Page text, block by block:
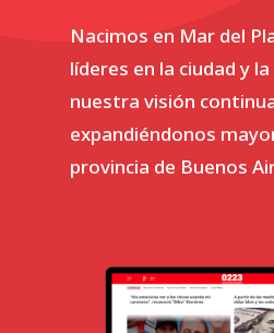
Nacimos en Mar del
líderes en la ciudad y
nuestra visión
expandiéndonos
provincia de Buenos